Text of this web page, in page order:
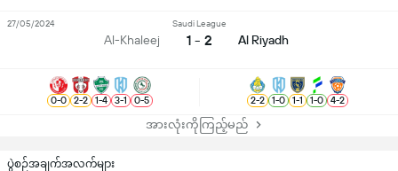
ပွဲစဉ်အချက်အလက်များ
Al-Khaleej
Saudi League
1 - 2 Al Riyadh
27/05/2024
0-0 2-2 1-4 3-1 0-5 2-2 1-0 1-1 1-0 4-2
အားလုံးကိုကြည့်မည်